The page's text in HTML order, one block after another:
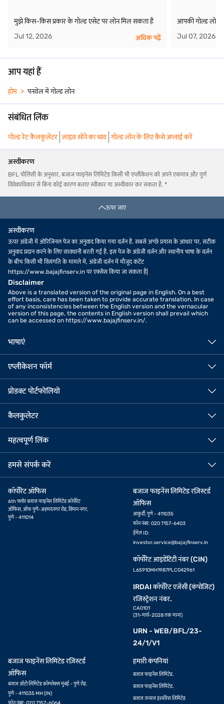
मुझे किस-किस प्रकार के गोल्ड एसेट पर लोन मिल सकता है
Jul 12, 2026
अधिक पढ़ें
आपकी गोल्ड लोन
Jul 07, 2026
आप यहां हैं
होम पनवेल में गोल्ड लोन
संबंधित लिंक
गोल्ड रेट कैलकुलेटर लाइव सोने का भाव गोल्ड लोन के लिए कैसे अप्लाई करें
अस्वीकरण
BFL पॉलिसी के अनुसार, बजाज फाइनेंस लिमिटेड किसी भी एप्लीकेशन को अपने एकमात्र और पूर्ण
विवेकाधिकार से बिना कोई कारण बताए स्वीकार या अस्वीकार कर सकता है. *
ऊपर जाएं
अस्वीकरण
ऊपर अंग्रेजी में ओरिजिनल पेज का अनुवाद किया गया वर्ज़न है. सबसे अच्छे प्रयास के आधार पर, सटीक
अनुवाद प्रदान करने के लिए सावधानी बरती गई है. इस पेज के अंग्रेजी वर्ज़न और स्थानीय भाषा के वर्ज़न
के बीच किसी भी विसंगति के मामले में, अंग्रेजी वर्ज़न में मौजूद कंटेंट
https://www.bajajfinserv.in पर एक्सेस किया जा सकता है|
Disclaimer
Above is a translated version of the original page in English. On a best
effort basis, care has been taken to provide accurate translation. In case
of any inconsistencies between the English version and the vernacular
version of this page, the contents in English version shall prevail which
can be accessed on https://www.bajajfinserv.in/.
भाषाएं
एप्लीकेशन फॉर्म
प्रोडक्ट पोर्टफोलियो
कैलकुलेटर
महत्वपूर्ण लिंक
हमसे संपर्क करें
कॉर्पोरेट ऑफिस
6th फ्लोर बजाज फाइनेंस लिमिटेड कॉर्पोरेट
ऑफिस, ऑफ पुणे-अहमदनगर रोड, विमान नगर,
पुणे - 411014
बजाज फाइनेंस लिमिटेड रज़िस्टर्ड
ऑफिस
आकुर्डी, पुणे - 411035
फोन नंबर: 020 7157-6403
ईमेल ID:
investor.service@bajajfinserv.in
कॉर्पोरेट आइडेंटिटी नंबर (CIN)
L65910MH1987PLC042961
IRDAI कॉर्पोरेट एजेंसी (कंपोजिट)
रजिस्ट्रेशन नंबर.
CA0101
(31-मार्च-2028 तक मान्य)
URN - WEB/BFL/23-
24/1/V1
बजाज फाइनेंस लिमिटेड रज़िस्टर्ड
ऑफिस
बजाज ऑटो लिमिटेड कॉम्प्लेक्स मुंबई - पुणे रोड,
पुणे - 411035 MH (IN)
फोन नंबर: 020 7157-6064
हमारी कंपनियां
बजाज फाइनेंस लिमिटेड.
बजाज फाइनेंस लिमिटेड.
बजाज जनरल इंश्योरेंस लिमिटेड